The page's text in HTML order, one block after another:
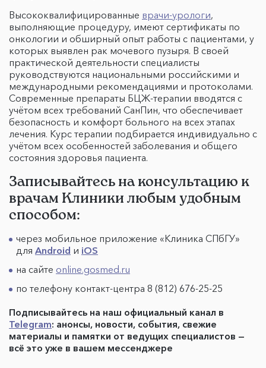
Высококвалифицированные врачи-урологи,
выполняющие процедуру, имеют сертификаты по
онкологии и обширный опыт работы с пациентами, у
которых выявлен рак мочевого пузыря. В своей
практической деятельности специалисты
руководствуются национальными российскими и
международными рекомендациями и протоколами.
Современные препараты БЦЖ-терапии вводятся с
учётом всех требований СанПин, что обеспечивает
безопасность и комфорт больного на всех этапах
лечения. Курс терапии подбирается индивидуально с
учётом всех особенностей заболевания и общего
состояния здоровья пациента.
Записывайтесь на консультацию к
врачам Клиники любым удобным
способом:
через мобильное приложение «Клиника СПбГУ»
для Android и iOS
на сайте online.gosmed.ru
по телефону контакт-центра 8 (812) 676-25-25
Подписывайтесь на наш официальный канал в
Telegram: анонсы, новости, события, свежие
материалы и памятки от ведущих специалистов —
всё это уже в вашем мессенджере